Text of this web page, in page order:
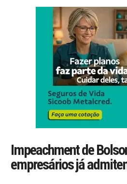
Impeachment de
empresários já